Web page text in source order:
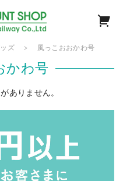
ズ 風っこおおかわ号
かわ号
ありません。